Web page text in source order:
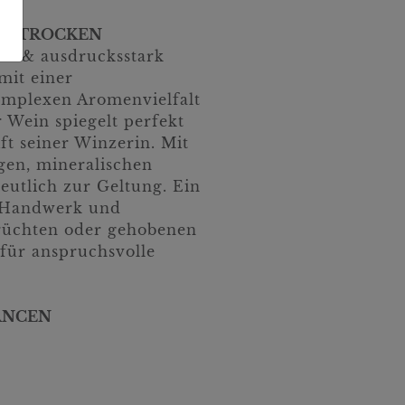
TROCKEN
& ausdrucksstark
einer
Aromenvielfalt
spiegelt perfekt
seiner Winzerin. Mit
mineralischen
zur Geltung. Ein
und
oder gehobenen
anspruchsvolle